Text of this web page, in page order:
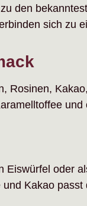
den
sich zu
Rosinen,
Eiswürfel oder
Kakao